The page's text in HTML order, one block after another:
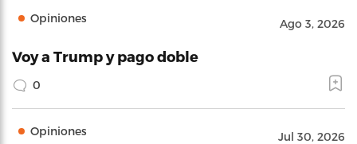
Opiniones Ago 3, 2026
Voy a Trump y pago doble
0
Opiniones Jul 30, 2026